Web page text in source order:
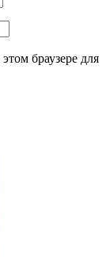
браузере для